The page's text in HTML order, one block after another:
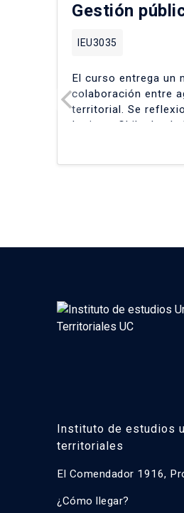
Gestión
IEU3035
El curso entrega un
colaboración entre
territorial. Se
Latina y Chile
Instituto de estudios
territoriales
El Comendador 1916,
¿Cómo llegar?